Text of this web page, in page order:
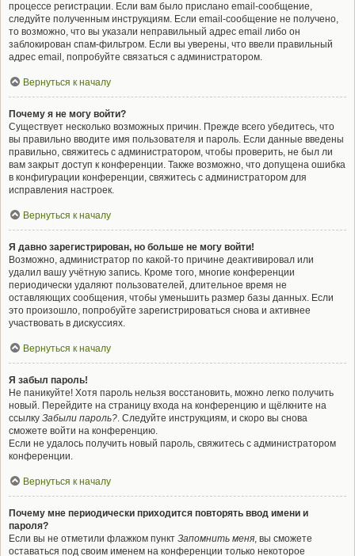
процессе регистрации. Если вам было прислано email-сообщение,
следуйте полученным инструкциям. Если email-сообщение не получено,
то возможно, что вы указали неправильный адрес email либо он
заблокирован спам-фильтром. Если вы уверены, что ввели правильный
адрес email, попробуйте связаться с администратором.
Вернуться к началу
Почему я не могу войти?
Существует несколько возможных причин. Прежде всего убедитесь, что
вы правильно вводите имя пользователя и пароль. Если данные введены
правильно, свяжитесь с администратором, чтобы проверить, не был ли
вам закрыт доступ к конференции. Также возможно, что допущена ошибка
в конфигурации конференции, свяжитесь с администратором для
исправления настроек.
Вернуться к началу
Я давно зарегистрирован, но больше не могу войти!
Возможно, администратор по какой-то причине деактивировал или
удалил вашу учётную запись. Кроме того, многие конференции
периодически удаляют пользователей, длительное время не
оставляющих сообщения, чтобы уменьшить размер базы данных. Если
это произошло, попробуйте зарегистрироваться снова и активнее
участвовать в дискуссиях.
Вернуться к началу
Я забыл пароль!
Не паникуйте! Хотя пароль нельзя восстановить, можно легко получить
новый. Перейдите на страницу входа на конференцию и щёлкните на
ссылку Забыли пароль?. Следуйте инструкциям, и скоро вы снова
сможете войти на конференцию.
Если не удалось получить новый пароль, свяжитесь с администратором
конференции.
Вернуться к началу
Почему мне периодически приходится повторять ввод имени и
пароля?
Если вы не отметили флажком пункт Запомнить меня, вы сможете
оставаться под своим именем на конференции только некоторое